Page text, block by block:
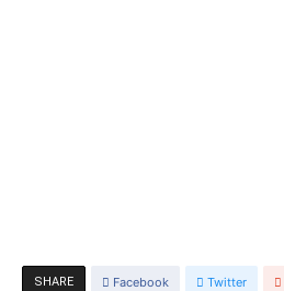
SHARE Facebook Twitter